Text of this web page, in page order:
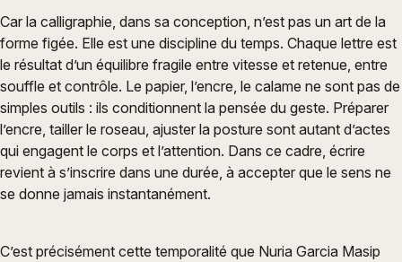
Car la calligraphie, dans sa conception, n’est pas un art de la
forme figée. Elle est une discipline du temps. Chaque lettre est
le résultat d’un équilibre fragile entre vitesse et retenue, entre
souffle et contrôle. Le papier, l’encre, le calame ne sont pas de
simples outils : ils conditionnent la pensée du geste. Préparer
l’encre, tailler le roseau, ajuster la posture sont autant d’actes
qui engagent le corps et l’attention. Dans ce cadre, écrire
revient à s’inscrire dans une durée, à accepter que le sens ne
se donne jamais instantanément.
C’est précisément cette temporalité que Nuria Garcia Masip